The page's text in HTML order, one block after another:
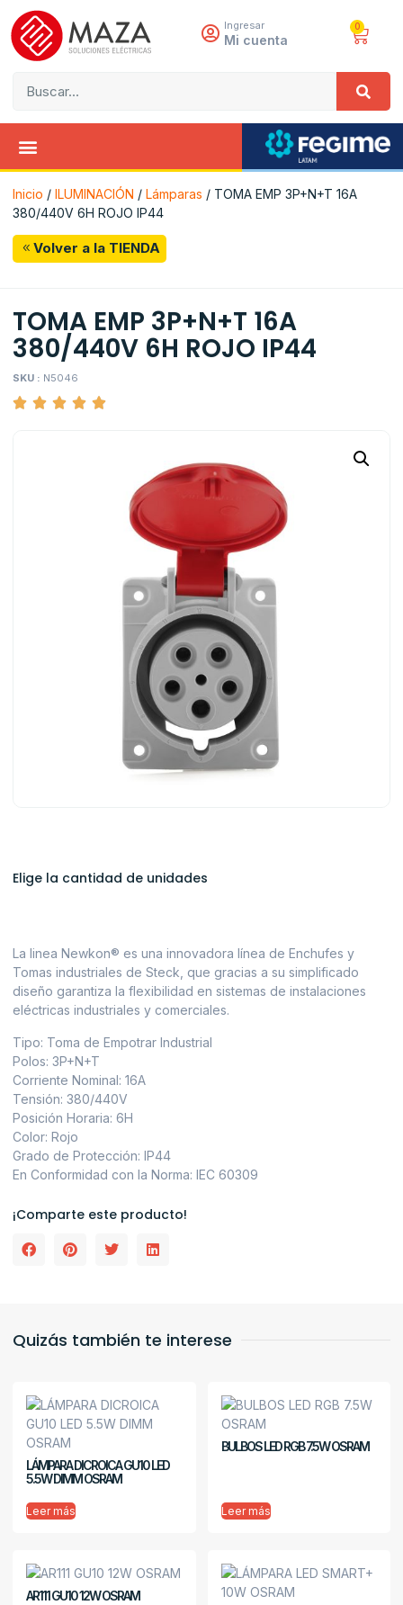
Ingresar
Mi cuenta
0
Inicio / ILUMINACIÓN / Lámparas / TOMA EMP 3P+N+T 16A
380/440V 6H ROJO IP44
Volver a la TIENDA
TOMA EMP 3P+N+T 16A
380/440V 6H ROJO IP44
SKU : N5046
Elige la cantidad de unidades
La linea Newkon® es una innovadora línea de Enchufes y
Tomas industriales de Steck, que gracias a su simplificado
diseño garantiza la flexibilidad en sistemas de instalaciones
eléctricas industriales y comerciales.
Tipo: Toma de Empotrar Industrial
Polos: 3P+N+T
Corriente Nominal: 16A
Tensión: 380/440V
Posición Horaria: 6H
Color: Rojo
Grado de Protección: IP44
En Conformidad con la Norma: IEC 60309
¡Comparte este producto!
Quizás también te interese
LÁMPARA DICROICA GU10 LED
5.5W DIMM OSRAM
Leer más
BULBOS LED RGB 7.5W OSRAM
Leer más
AR111 GU10 12W OSRAM